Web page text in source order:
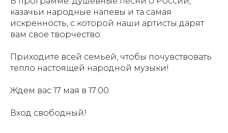
казачьи народные напевы и та самая
искренность, с которой наши артисты дарят
вам свое творчество.
Приходите всей семьей, чтобы почувствовать
тепло настоящей народной музыки!
Ждем вас 17 мая в 17:00.
Вход свободный!